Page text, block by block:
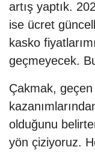
artış yaptık.
ise ücret
kasko
geçmeyecek.
Çakmak, geçen
olduğunu
yön çiziyoruz.